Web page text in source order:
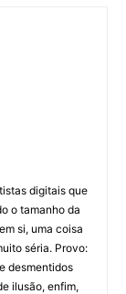
digitais que
o tamanho da
si, uma coisa
séria. Provo:
desmentidos
ilusão, enfim,